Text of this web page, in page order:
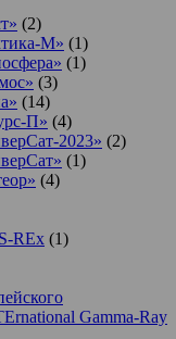
(2)
М» (1)
(1)
(3)
(14)
П» (4)
2023» (2)
(1)
(4)
REx (1)
Gamma-Ray